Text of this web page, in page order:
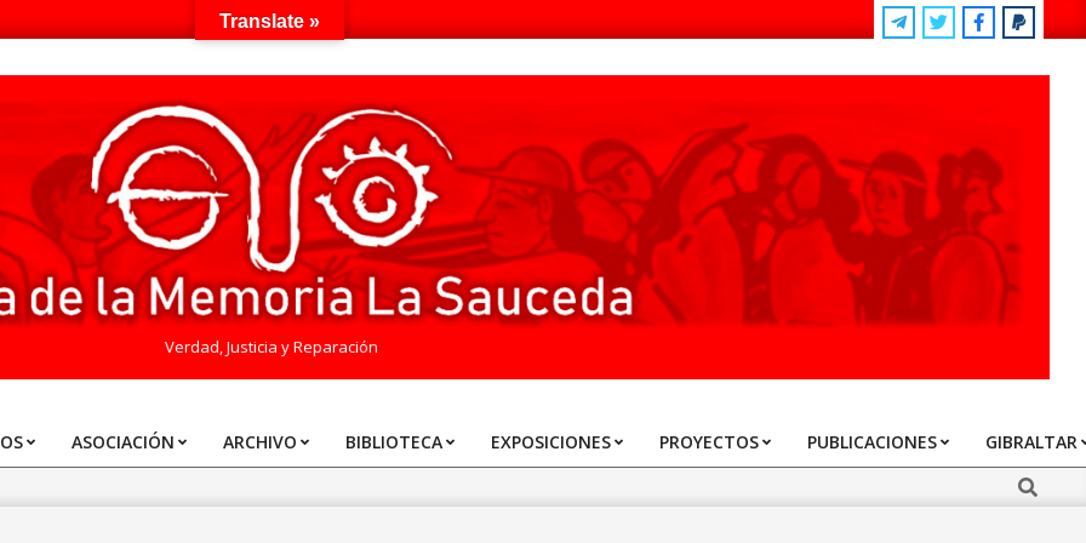
Verdad, Justicia y Reparación
ASOCIACIÓN ARCHIVO BIBLIOTECA EXPOSICIONES PROYECTOS PUBLICACIONES GIBRALTAR
Search
Translate »